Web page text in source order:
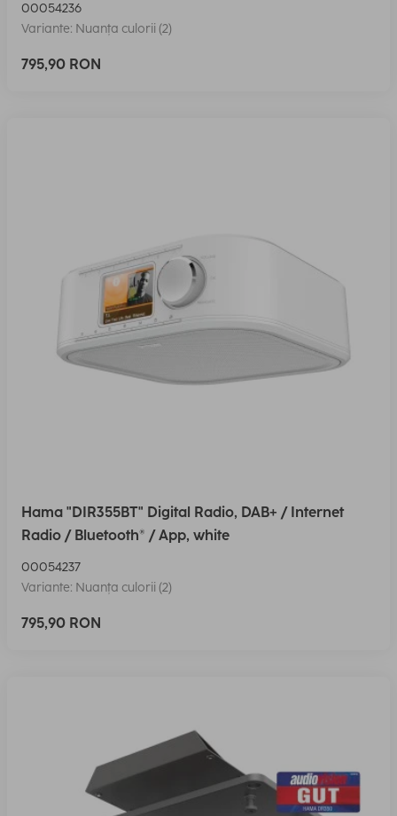
00054236
Variante: Nuanța culorii (2)
795,90 RON
Hama "DIR355BT" Digital Radio, DAB+ / Internet
Radio / Bluetooth® / App, white
00054237
Variante: Nuanța culorii (2)
795,90 RON